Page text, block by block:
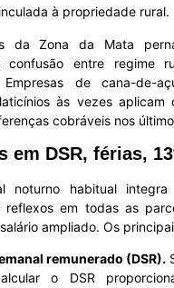
à propriedade rural.
da Zona da Mata
confusão entre regime
de cana-de-
às vezes aplicam
cobráveis nos
em DSR, férias,
noturno habitual integra
reflexos em todas as
ampliado. Os
remunerado (DSR).
o DSR